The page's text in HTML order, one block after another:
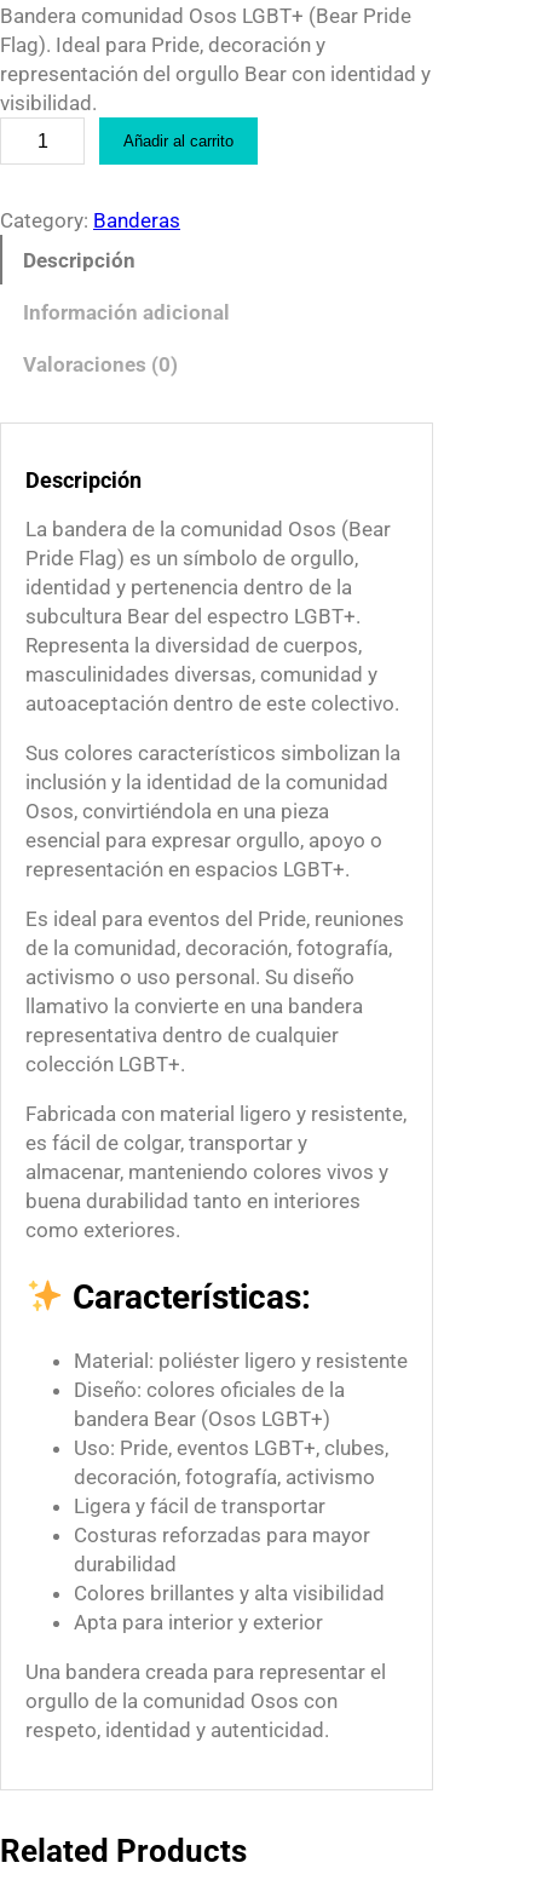
Bandera comunidad Osos LGBT+ (Bear Pride
Flag). Ideal para Pride, decoración y
representación del orgullo Bear con identidad y
visibilidad.
a
d
u
Añadir al carrito
Category: Banderas
Descripción
Información adicional
Valoraciones (0)
Descripción
La bandera de la comunidad Osos (Bear
Pride Flag) es un símbolo de orgullo,
identidad y pertenencia dentro de la
subcultura Bear del espectro LGBT+.
Representa la diversidad de cuerpos,
masculinidades diversas, comunidad y
autoaceptación dentro de este colectivo.
Sus colores característicos simbolizan la
inclusión y la identidad de la comunidad
Osos, convirtiéndola en una pieza
esencial para expresar orgullo, apoyo o
representación en espacios LGBT+.
Es ideal para eventos del Pride, reuniones
de la comunidad, decoración, fotografía,
activismo o uso personal. Su diseño
llamativo la convierte en una bandera
representativa dentro de cualquier
colección LGBT+.
Fabricada con material ligero y resistente,
es fácil de colgar, transportar y
almacenar, manteniendo colores vivos y
buena durabilidad tanto en interiores
como exteriores.
Características:
Material: poliéster ligero y resistente
Diseño: colores oficiales de la
bandera Bear (Osos LGBT+)
Uso: Pride, eventos LGBT+, clubes,
decoración, fotografía, activismo
Ligera y fácil de transportar
Costuras reforzadas para mayor
durabilidad
Colores brillantes y alta visibilidad
Apta para interior y exterior
Una bandera creada para representar el
orgullo de la comunidad Osos con
respeto, identidad y autenticidad.
Related Products